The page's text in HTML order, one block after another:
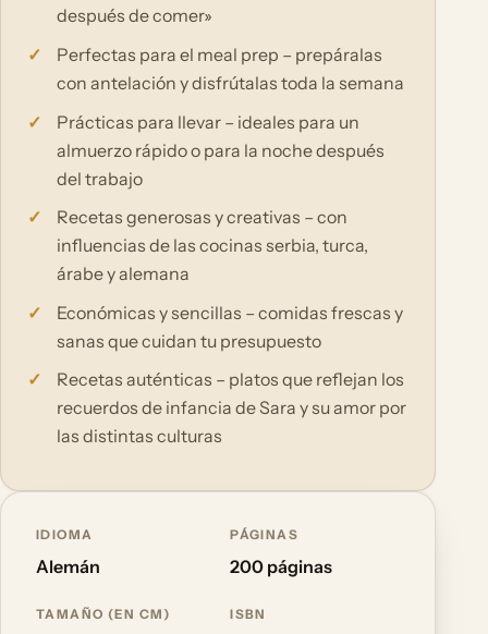
después de comer»
Perfectas para el meal prep – prepáralas
con antelación y disfrútalas toda la semana
Prácticas para llevar – ideales para un
almuerzo rápido o para la noche después
del trabajo
Recetas generosas y creativas – con
influencias de las cocinas serbia, turca,
árabe y alemana
Económicas y sencillas – comidas frescas y
sanas que cuidan tu presupuesto
Recetas auténticas – platos que reflejan los
recuerdos de infancia de Sara y su amor por
las distintas culturas
IDIOMA
Alemán
PÁGINAS
200 páginas
TAMAÑO (EN CM) ISBN